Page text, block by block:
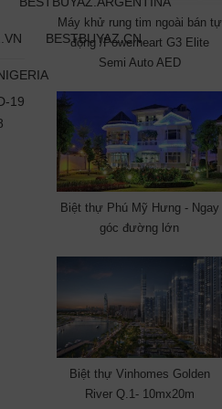
19
Máy khử rung tim ngoài bán tự
động /Powerheart G3 Elite
Semi Auto AED
Biệt thự Phú Mỹ Hưng - Ngay
góc đường lớn
Biệt thự Vinhomes Golden
River Q.1- 10mx20m
BESTBUYAZ.CN